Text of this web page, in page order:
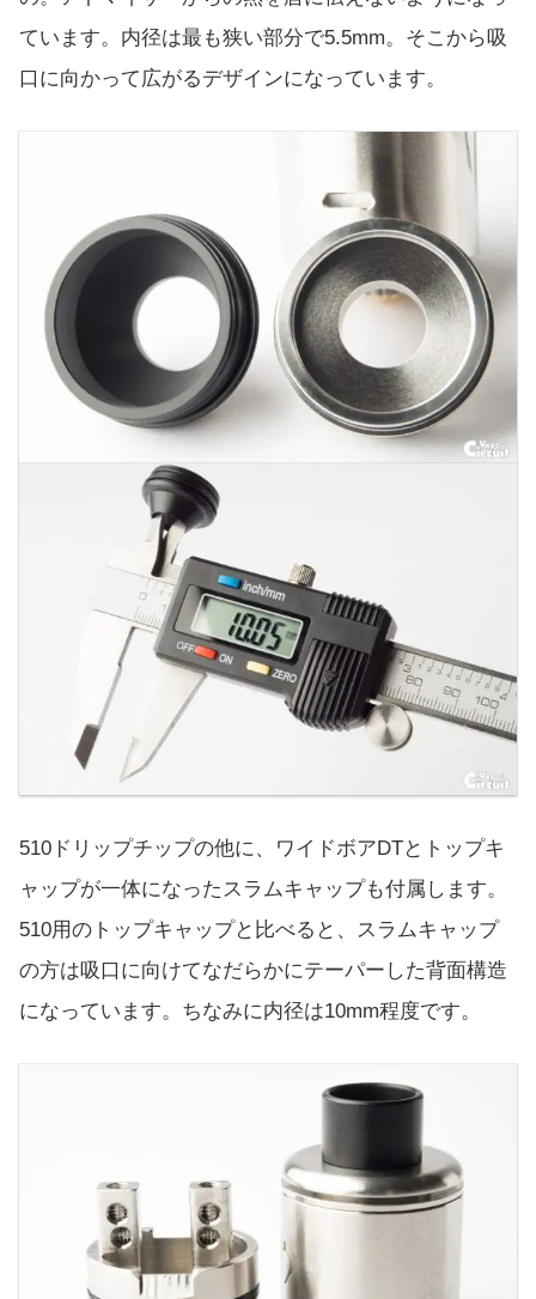
ています。内径は最も狭い部分で5.5mm。そこから吸
口に向かって広がるデザインになっています。
510ドリップチップの他に、ワイドボアDTとトップキ
ャップが一体になったスラムキャップも付属します。
510用のトップキャップと比べると、スラムキャップ
の方は吸口に向けてなだらかにテーパーした背面構造
になっています。ちなみに内径は10mm程度です。